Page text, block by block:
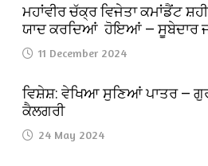
ਮਹਾਂਵੀਰ ਚੱਕ੍ਰ ਵਿਜੇਤਾ ਕਮਾਂਡੈਂਟ
ਯਾਦ ਕਰਦਿਆਂ ਹੋਇਆਂ — ਸੂਬੇਦਾਰ
11 December 2024
ਵਿਸ਼ੇਸ਼: ਵੇਖਿਆ ਸੁਣਿਆਂ ਪਾਤਰ —
ਕੈਲਗਰੀ
24 May 2024